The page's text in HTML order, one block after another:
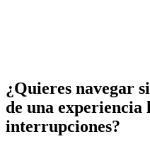
¿Quieres navegar
de una experiencia
interrupciones?